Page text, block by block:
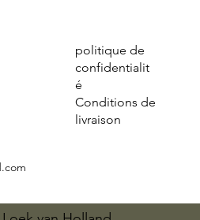
politique de
confidentialit
é
Conditions de
livraison